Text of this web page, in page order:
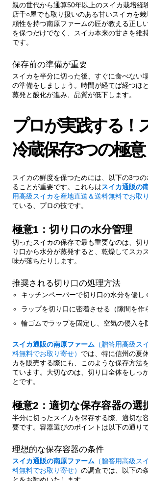
2.2.1.理想的な保存容器の条
2.3.1.冷蔵庫内の理想的な保
3.意外と知らない！スイカ保存の
3.1.NG1：切り口を覆わずに保
3.2.NG2：カットしたスイカを
3.3.NG3：他の強い匂いのする
保存
プロ直伝！スイカの鮮度をチェ
4.1.鮮度チェックの4つのポイ
まとめ：美味しいスイカを最後
めに
親の世代から通算50年以上のスイカ栽培経
店千○屋でも取り扱いのある甘いスイカを
頼性を持つ南原ファームの匠が教える正し
を保つだけでなく、スイカ本来の甘さを維
です。
保存前の準備が重要
スイカを半分に切った後、すぐに食べない
の準備をしましょう。時間が経てば経つほ
蒸発と酸化が進み、品質が低下します。
プロが実践する！
冷蔵保存3つの極意
スイカの鮮度を保つためには、以下の3つの
ることが重要です。これらはスイカ通販の
用高級スイカを産地直送＆送料無料でお取り
ている、プロの技です。
極意1：切り口の水分管理
切ったスイカの保存で最も重要なのは、切
り口から水分が蒸発すると、乾燥してスカ
味が落ちたりします。
推奨される切り口の処理方法
キッチンペーパーで切り口の水分を優し
ラップを切り口に密着させる（隙間を作
輪ゴムでラップを固定し、空気の侵入を
スイカ通販の南原ファーム （贈答用高級ス
料無料でお取り寄せ） では、特に信州の夏
カを販売する際にも、このような保存方法
ています。大切なのは、切り口全体をしっ
とです。
極意2：適切な保存容器の選
半分に切ったスイカを保存する際、適切な
要です。容器選びのポイントは以下の通りで
理想的な保存容器の条件
スイカ通販の南原ファーム （贈答用高級ス
料無料でお取り寄せ） の調査では、以下の